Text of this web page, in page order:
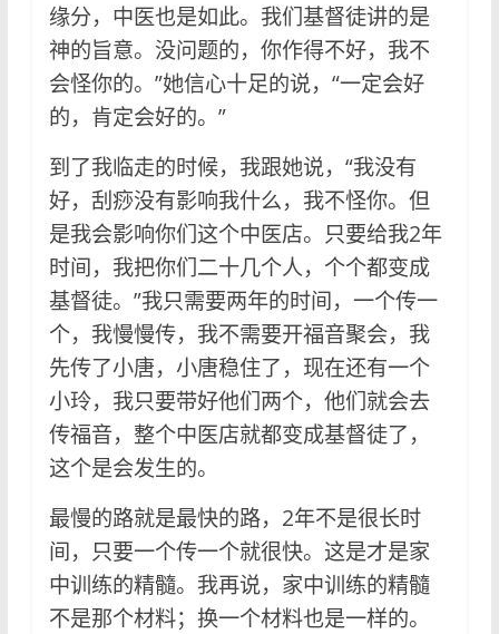
缘分，中医也是如此。我们基督徒讲的是
神的旨意。没问题的，你作得不好，我不
会怪你的。”她信心十足的说，“一定会好
的，肯定会好的。”
到了我临走的时候，我跟她说，“我没有
好，刮痧没有影响我什么，我不怪你。但
是我会影响你们这个中医店。只要给我2年
时间，我把你们二十几个人，个个都变成
基督徒。”我只需要两年的时间，一个传一
个，我慢慢传，我不需要开福音聚会，我
先传了小唐，小唐稳住了，现在还有一个
小玲，我只要带好他们两个，他们就会去
传福音，整个中医店就都变成基督徒了，
这个是会发生的。
最慢的路就是最快的路，2年不是很长时
间，只要一个传一个就很快。这是才是家
中训练的精髓。我再说，家中训练的精髓
不是那个材料；换一个材料也是一样的。